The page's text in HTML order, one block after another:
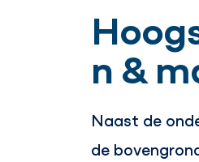
n &
Naast de
de